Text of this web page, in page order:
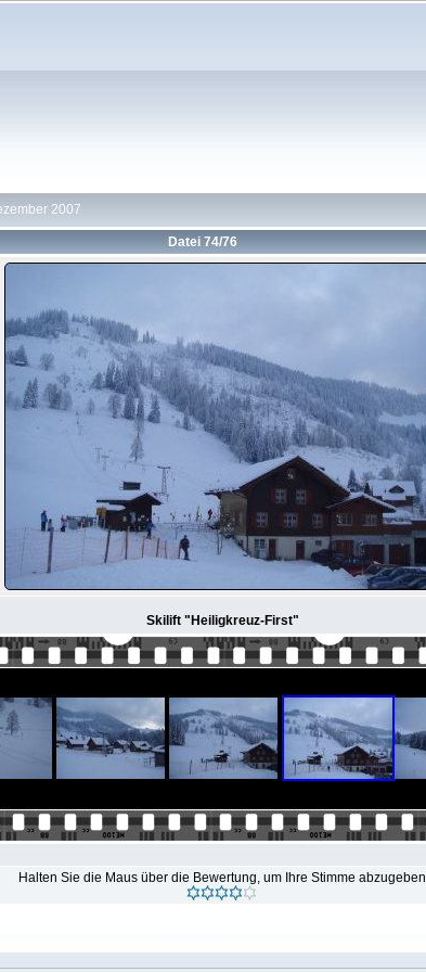
2007
Datei 74/76
Skilift "Heiligkreuz-First"
Halten Sie die Maus über die Bewertung, um Ihre Stimme abzugeben